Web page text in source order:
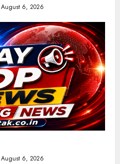
August 6, 2026
August 6, 2026